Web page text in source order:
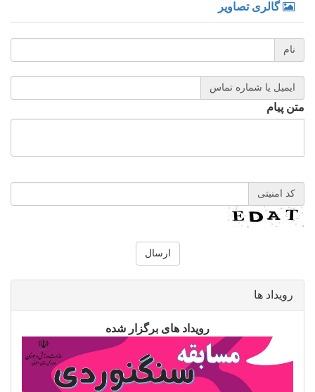
گالری تصاویر
نام
ایمیل یا شماره تماس
متن پیام
کد امنیتی
رویداد ها
رویداد های برگزار شده